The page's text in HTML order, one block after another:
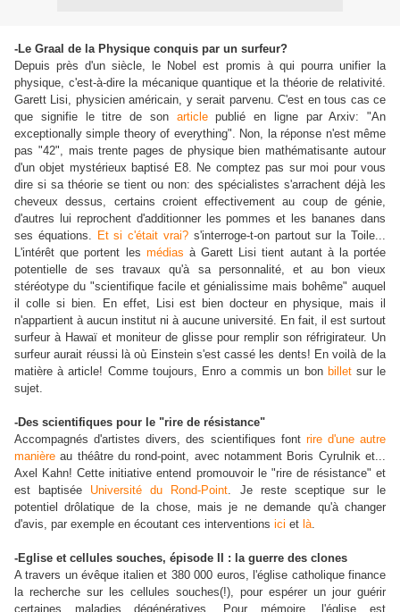
-Le Graal de la Physique conquis par un surfeur?
Depuis près d'un siècle, le Nobel est promis à qui pourra unifier la
physique, c'est-à-dire la mécanique quantique et la théorie de relativité.
Garett Lisi, physicien américain, y serait parvenu. C'est en tous cas ce
que signifie le titre de son articlepublié en ligne par Arxiv: "An
exceptionally simple theory of everything". Non, la réponse n'est même
pas "42", mais trente pages de physique bien mathématisante autour
d'un objet mystérieux baptisé E8. Ne comptez pas sur moi pour vous
dire si sa théorie se tient ou non: des spécialistes s'arrachent déjà les
cheveux dessus, certains croient effectivement au coup de génie,
d'autres lui reprochent d'additionner les pommes et les bananes dans
ses équations. Et si c'était vrai? s'interroge-t-on partout sur la Toile...
L'intérêt que portent les médias à Garett Lisi tient autant à la portée
potentielle de ses travaux qu'à sa personnalité, et au bon vieux
stéréotype du "scientifique facile et génialissime mais bohême" auquel
il colle si bien. En effet, Lisi est bien docteur en physique, mais il
n'appartient à aucun institut ni à aucune université. En fait, il est surtout
surfeur à Hawaï et moniteur de glisse pour remplir son réfrigirateur. Un
surfeur aurait réussi là où Einstein s'est cassé les dents! En voilà de la
matière à article! Comme toujours, Enro a commis un bon billetsur le
sujet.
-Des scientifiques pour le "rire de résistance"
Accompagnés d'artistes divers, des scientifiques font rire d'une autre
manière au théâtre du rond-point, avec notamment Boris Cyrulnik et...
Axel Kahn! Cette initiative entend promouvoir le "rire de résistance" et
est baptisée Université du Rond-Point. Je reste sceptique sur le
potentiel drôlatique de la chose, mais je ne demande qu'à changer
d'avis, par exemple en écoutant ces interventions ici et là.
-Eglise et cellules souches, épisode II : la guerre des clones
A travers un évêque italien et 380 000 euros, l'église catholique finance
la recherche sur les cellules souches(!), pour espérer un jour guérir
certaines maladies dégénératives. Pour mémoire, l'église est